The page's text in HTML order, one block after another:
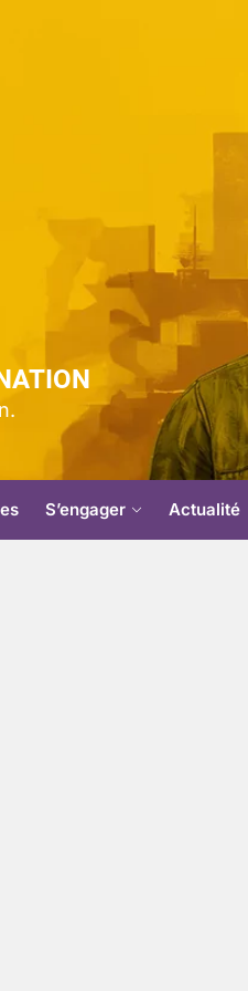
Bâtisseurs
Nation
S’engager Actualité